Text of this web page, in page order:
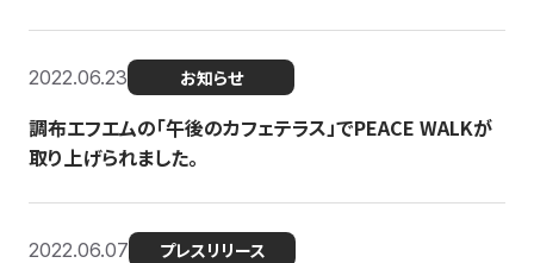
2022.06.23 お知らせ
調布エフエムの「午後のカフェテラス」でPEACE WALKが
取り上げられました。
2022.06.07 プレスリリース